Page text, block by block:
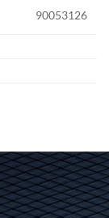
90053126